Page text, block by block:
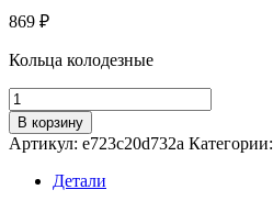
869 ₽
Кольца колодезные
Количество
товара
КС
12-
В корзину
Артикул: e723c20d732a Категории:
Детали